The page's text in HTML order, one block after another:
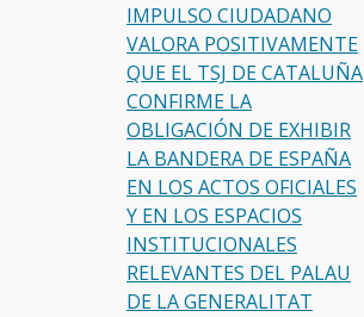
IMPULSO CIUDADANO
VALORA POSITIVAMENTE
QUE EL TSJ DE CATALUÑA
CONFIRME LA
OBLIGACIÓN DE EXHIBIR
LA BANDERA DE ESPAÑA
EN LOS ACTOS OFICIALES
Y EN LOS ESPACIOS
INSTITUCIONALES
RELEVANTES DEL PALAU
DE LA GENERALITAT